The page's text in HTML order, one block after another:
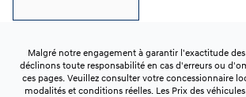
Malgré notre engagement à garantir l'exactitude
déclinons toute responsabilité en cas d'erreurs ou
ces pages. Veuillez consulter votre concessionnaire
modalités et conditions réelles. Les Prix des